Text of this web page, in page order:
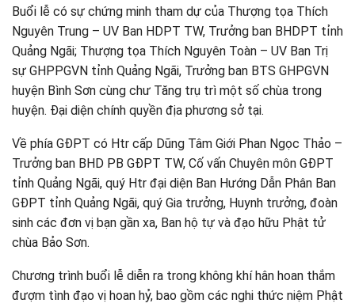
Buổi lễ có sự chứng minh tham dự của Thượng tọa Thích
Nguyên Trung – UV Ban HDPT TW, Trưởng ban BHDPT tỉnh
Quảng Ngãi; Thượng tọa Thích Nguyên Toàn – UV Ban Trị
sự GHPPGVN tỉnh Quảng Ngãi, Trưởng ban BTS GHPGVN
huyện Bình Sơn cùng chư Tăng trụ trì một số chùa trong
huyện. Đại diện chính quyền địa phương sở tại.
Về phía GĐPT có Htr cấp Dũng Tâm Giới Phan Ngọc Thảo –
Trưởng ban BHD PB GĐPT TW, Cố vấn Chuyên môn GĐPT
tỉnh Quảng Ngãi, quý Htr đại diện Ban Hướng Dẫn Phân Ban
GĐPT tỉnh Quảng Ngãi, quý Gia trưởng, Huynh trưởng, đoàn
sinh các đơn vị bạn gần xa, Ban hộ tự và đạo hữu Phật tử
chùa Bảo Sơn.
Chương trình buổi lễ diễn ra trong không khí hân hoan thắm
đượm tình đạo vị hoan hỷ, bao gồm các nghi thức niệm Phật